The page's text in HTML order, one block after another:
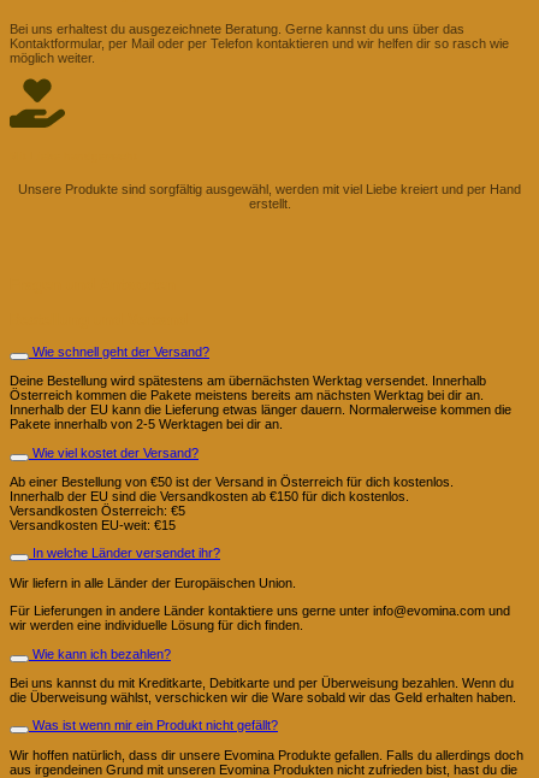
Bei uns erhaltest du ausgezeichnete Beratung. Gerne kannst du uns über das
Kontaktformular, per Mail oder per Telefon kontaktieren und wir helfen dir so rasch wie
möglich weiter.
Unsere Produkte sind sorgfältig ausgewähl, werden mit viel Liebe kreiert und per Hand
erstellt.
Wie schnell geht der Versand?
Deine Bestellung wird spätestens am übernächsten Werktag versendet. Innerhalb
Österreich kommen die Pakete meistens bereits am nächsten Werktag bei dir an.
Innerhalb der EU kann die Lieferung etwas länger dauern. Normalerweise kommen die
Pakete innerhalb von 2-5 Werktagen bei dir an.
Wie viel kostet der Versand?
Ab einer Bestellung von €50 ist der Versand in Österreich für dich kostenlos.
Innerhalb der EU sind die Versandkosten ab €150 für dich kostenlos.
Versandkosten Österreich: €5
Versandkosten EU-weit: €15
In welche Länder versendet ihr?
Wir liefern in alle Länder der Europäischen Union.
Für Lieferungen in andere Länder kontaktiere uns gerne unter info@evomina.com und
wir werden eine individuelle Lösung für dich finden.
Wie kann ich bezahlen?
Bei uns kannst du mit Kreditkarte, Debitkarte und per Überweisung bezahlen. Wenn du
die Überweisung wählst, verschicken wir die Ware sobald wir das Geld erhalten haben.
Was ist wenn mir ein Produkt nicht gefällt?
Wir hoffen natürlich, dass dir unsere Evomina Produkte gefallen. Falls du allerdings doch
aus irgendeinen Grund mit unseren Evomina Produkten nicht zufrieden bist, hast du die